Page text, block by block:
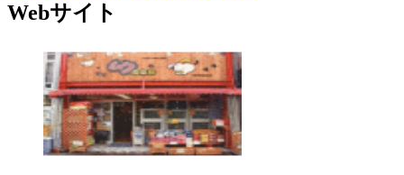
Webサイト